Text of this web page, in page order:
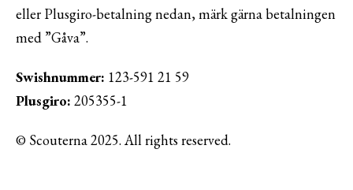
eller Plusgiro-betalning nedan, märk gärna betalningen
med ”Gåva”.
Swishnummer: 123-591 21 59
Plusgiro: 205355-1
© Scouterna 2025. All rights reserved.